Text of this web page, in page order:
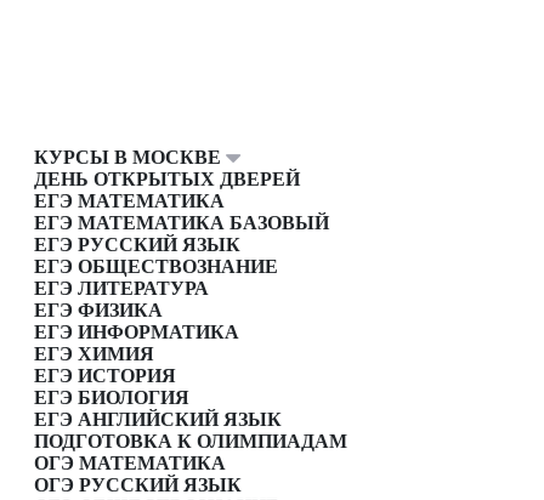
КУРСЫ В МОСКВЕ
ДЕНЬ ОТКРЫТЫХ ДВЕРЕЙ
ЕГЭ МАТЕМАТИКА
ЕГЭ МАТЕМАТИКА БАЗОВЫЙ
ЕГЭ РУССКИЙ ЯЗЫК
ЕГЭ ОБЩЕСТВОЗНАНИЕ
ЕГЭ ЛИТЕРАТУРА
ЕГЭ ФИЗИКА
ЕГЭ ИНФОРМАТИКА
ЕГЭ ХИМИЯ
ЕГЭ ИСТОРИЯ
ЕГЭ БИОЛОГИЯ
ЕГЭ АНГЛИЙСКИЙ ЯЗЫК
ПОДГОТОВКА К ОЛИМПИАДАМ
ОГЭ МАТЕМАТИКА
ОГЭ РУССКИЙ ЯЗЫК